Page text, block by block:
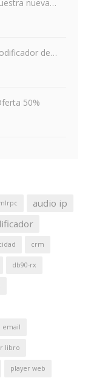
nueva…
de…
50%
audio ip
crm
db90-rx
email
libro
player web